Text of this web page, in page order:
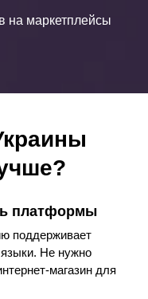
на маркетплейсы
платформы
поддерживает
языки. Не нужно
магазин для